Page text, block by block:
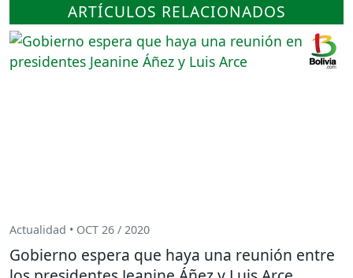
ARTÍCULOS RELACIONADOS
Actualidad • OCT 26 / 2020
Gobierno espera que haya una reunión entre